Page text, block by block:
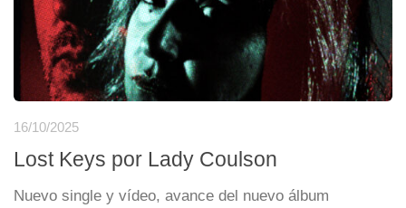
16/10/2025
Lost Keys por Lady Coulson
Nuevo single y vídeo, avance del nuevo álbum